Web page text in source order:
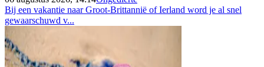
Bij een vakantie naar Groot-Brittannië of Ierland word je al snel
gewaarschuwd v...